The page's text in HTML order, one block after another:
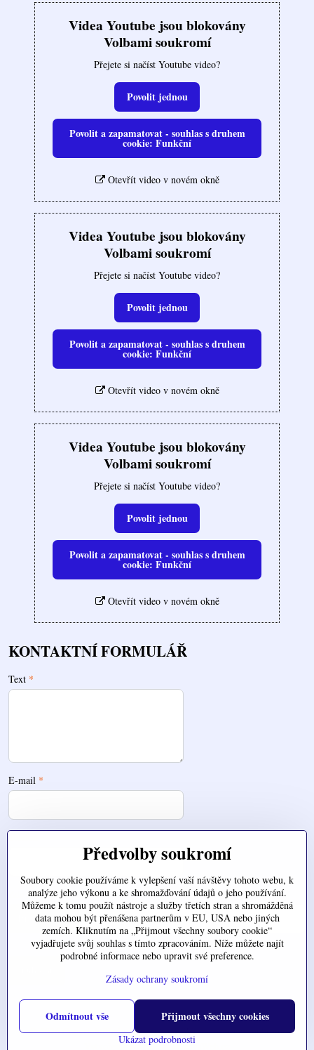
Videa Youtube jsou blokovány
Volbami soukromí
Přejete si načíst Youtube video?
Povolit jednou
Povolit a zapamatovat - souhlas s druhem
cookie: Funkční
Otevřít video v novém okně
Videa Youtube jsou blokovány
Volbami soukromí
Přejete si načíst Youtube video?
Povolit jednou
Povolit a zapamatovat - souhlas s druhem
cookie: Funkční
Otevřít video v novém okně
Videa Youtube jsou blokovány
Volbami soukromí
Přejete si načíst Youtube video?
Povolit jednou
Povolit a zapamatovat - souhlas s druhem
cookie: Funkční
Otevřít video v novém okně
KONTAKTNÍ FORMULÁŘ
Text *
E-mail *
Zde nahrajte váš soubor
©2026CopyrightPředvolby soukromíZásady ochrany soukromí
Vytvořeno systémem:ByznysWeb.cz
Předvolby soukromí
Soubory cookie používáme k vylepšení vaší návštěvy tohoto webu, k
analýze jeho výkonu a ke shromažďování údajů o jeho používání.
Můžeme k tomu použít nástroje a služby třetích stran a shromážděná
data mohou být přenášena partnerům v EU, USA nebo jiných
zemích. Kliknutím na „Přijmout všechny soubory cookie“
vyjadřujete svůj souhlas s tímto zpracováním. Níže můžete najít
podrobné informace nebo upravit své preference.
Zásady ochrany soukromí
Ukázat podrobnosti
Přijmout všechny cookies
Odmítnout vše